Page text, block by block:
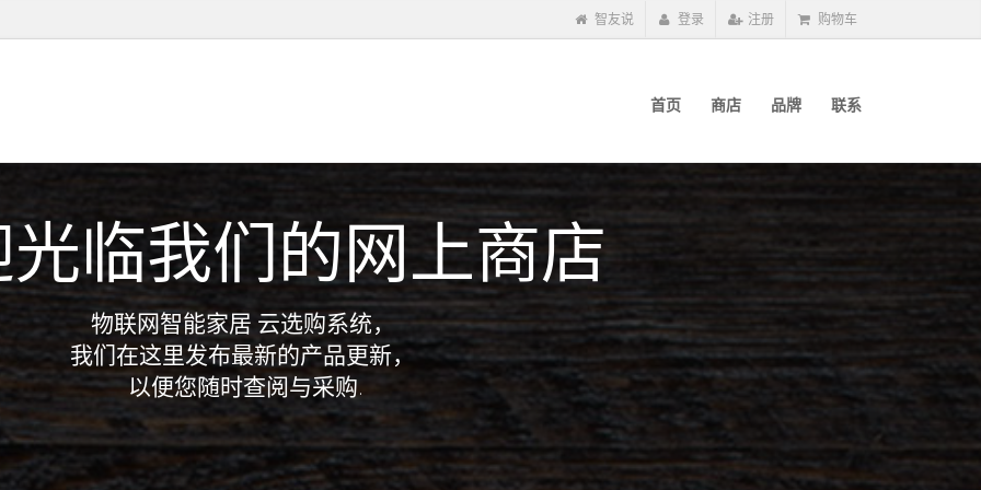
智友说 登录 注册 购物车
首页 商店 品牌 联系
临我们的网上商店
物联网智能家居 云选购系统，
我们在这里发布最新的产品更新，
以便您随时查阅与采购.